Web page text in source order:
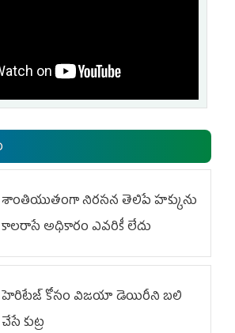
శాంతియుతంగా నిరసన తెలిపే హక్కును
కాలరాసే అధికారం ఎవరికీ లేదు
హెరిటేజ్ కోసం విజయా డెయిరీని బలి
చేసే కుట్ర‌